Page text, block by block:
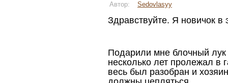
Автор:
Sedovlasyy
Здравствуйте. Я новичок в
Подарили мне блочный
несколько лет пролежал в
весь был разобран и